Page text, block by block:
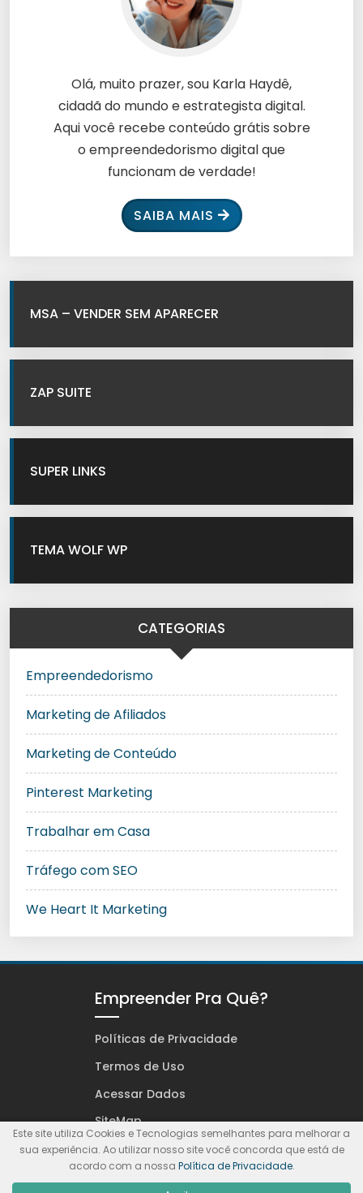
Olá, muito prazer, sou Karla Haydê,
cidadã do mundo e estrategista digital.
Aqui você recebe conteúdo grátis sobre
o empreendedorismo digital que
funcionam de verdade!
SAIBA MAIS
MSA – VENDER SEM APARECER
ZAP SUITE
SUPER LINKS
TEMA WOLF WP
CATEGORIAS
Empreendedorismo
Marketing de Afiliados
Marketing de Conteúdo
Pinterest Marketing
Trabalhar em Casa
Tráfego com SEO
We Heart It Marketing
Empreender Pra Quê?
Políticas de Privacidade
Termos de Uso
Acessar Dados
SiteMap
Este site utiliza Cookies e Tecnologias semelhantes para melhorar a
sua experiência. Ao utilizar nosso site você concorda que está de
acordo com a nossa Política de Privacidade.